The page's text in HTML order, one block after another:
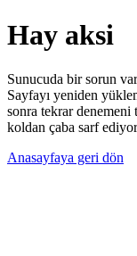
Hay aksi
Sunucuda bir sorun
Sayfayı yeniden
sonra tekrar
koldan çaba sarf
Anasayfaya geri dön